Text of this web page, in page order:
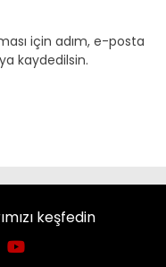
için adım, e-posta
kaydedilsin.
keşfedin